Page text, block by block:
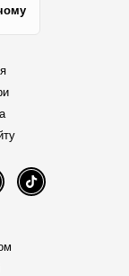
YouTube TikTok